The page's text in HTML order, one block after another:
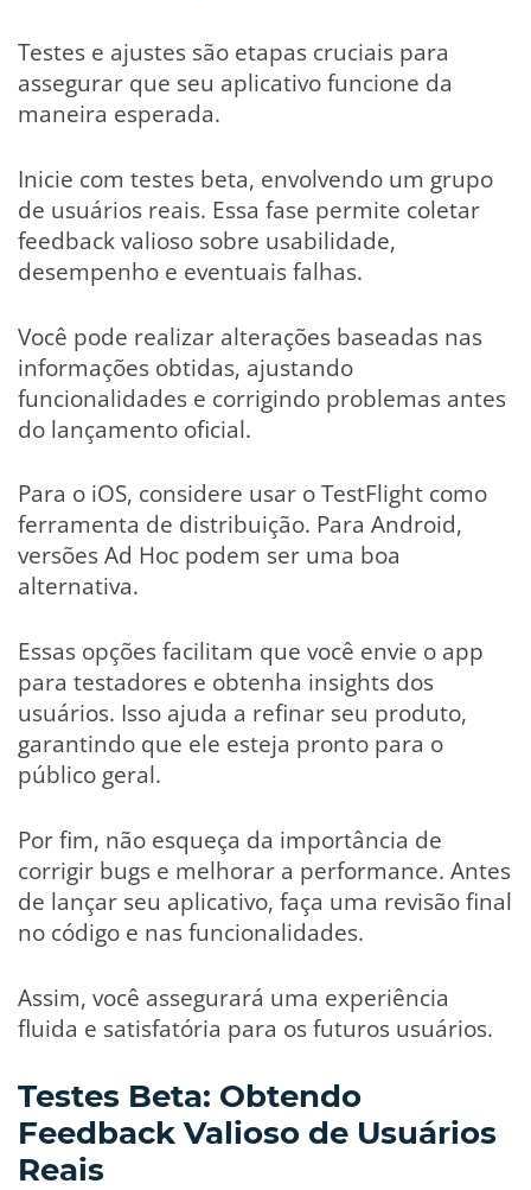
Testes e ajustes são etapas cruciais para
assegurar que seu aplicativo funcione da
maneira esperada.
Inicie com testes beta, envolvendo um grupo
de usuários reais. Essa fase permite coletar
feedback valioso sobre usabilidade,
desempenho e eventuais falhas.
Você pode realizar alterações baseadas nas
informações obtidas, ajustando
funcionalidades e corrigindo problemas antes
do lançamento oficial.
Para o iOS, considere usar o TestFlight como
ferramenta de distribuição. Para Android,
versões Ad Hoc podem ser uma boa
alternativa.
Essas opções facilitam que você envie o app
para testadores e obtenha insights dos
usuários. Isso ajuda a refinar seu produto,
garantindo que ele esteja pronto para o
público geral.
Por fim, não esqueça da importância de
corrigir bugs e melhorar a performance. Antes
de lançar seu aplicativo, faça uma revisão final
no código e nas funcionalidades.
Assim, você assegurará uma experiência
fluida e satisfatória para os futuros usuários.
Testes Beta: Obtendo
Feedback Valioso de Usuários
Reais